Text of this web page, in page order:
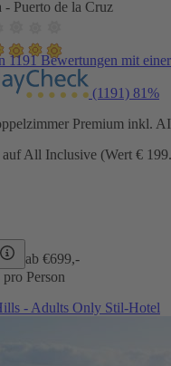
- Puerto de la Cruz
1191 Bewertungen mit
(1191) 81%
Premium inkl. AI
auf All Inclusive (Wert €
ab €699,-
pro Person
- Adults Only Stil-Hotel